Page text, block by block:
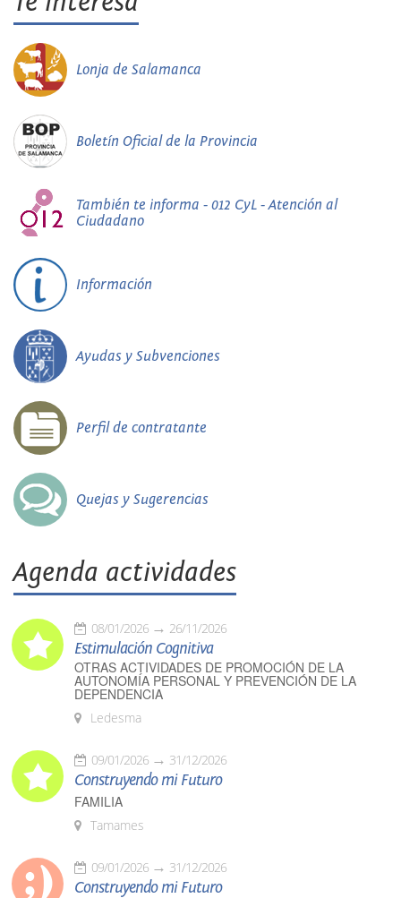
Lonja de Salamanca
Boletín Oficial de la Provincia
También te informa - 012 CyL - Atención al
Ciudadano
Información
Ayudas y Subvenciones
Perfil de contratante
Quejas y Sugerencias
Agenda actividades
08/01/2026 26/11/2026
Estimulación Cognitiva
OTRAS ACTIVIDADES DE PROMOCIÓN DE LA
AUTONOMÍA PERSONAL Y PREVENCIÓN DE LA
DEPENDENCIA
Ledesma
09/01/2026 31/12/2026
Construyendo mi Futuro
FAMILIA
Tamames
09/01/2026 31/12/2026
Construyendo mi Futuro